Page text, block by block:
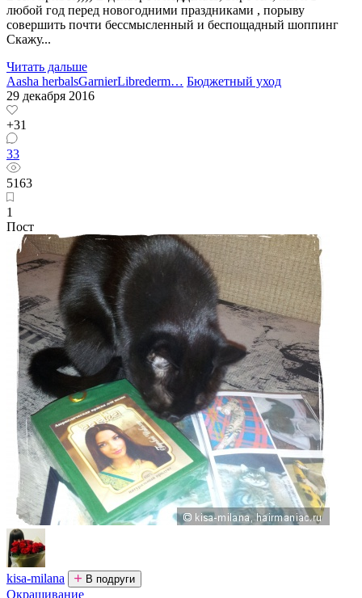
любой год перед новогодними праздниками , порыву
совершить почти бессмысленный и беспощадный шоппинг
Скажу...
Читать дальше
Aasha herbalsGarnierLibrederm… Бюджетный уход
29 декабря 2016
+31
33
5163
1
Пост
kisa-milana В подруги
Окрашивание